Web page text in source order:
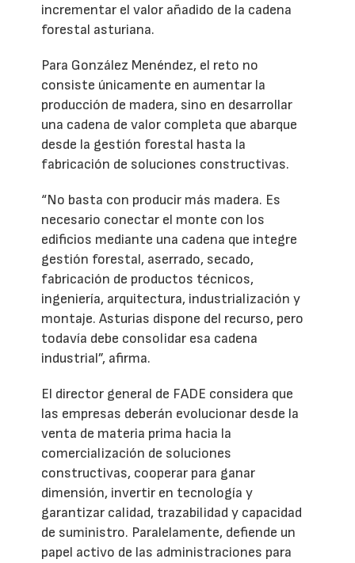
incrementar el valor añadido de la cadena
forestal asturiana.
Para González Menéndez, el reto no
consiste únicamente en aumentar la
producción de madera, sino en desarrollar
una cadena de valor completa que abarque
desde la gestión forestal hasta la
fabricación de soluciones constructivas.
“No basta con producir más madera. Es
necesario conectar el monte con los
edificios mediante una cadena que integre
gestión forestal, aserrado, secado,
fabricación de productos técnicos,
ingeniería, arquitectura, industrialización y
montaje. Asturias dispone del recurso, pero
todavía debe consolidar esa cadena
industrial”, afirma.
El director general de FADE considera que
las empresas deberán evolucionar desde la
venta de materia prima hacia la
comercialización de soluciones
constructivas, cooperar para ganar
dimensión, invertir en tecnología y
garantizar calidad, trazabilidad y capacidad
de suministro. Paralelamente, defiende un
papel activo de las administraciones para